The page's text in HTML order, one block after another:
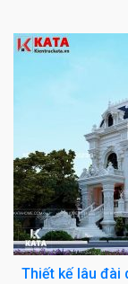
Thiết kế lâu đài